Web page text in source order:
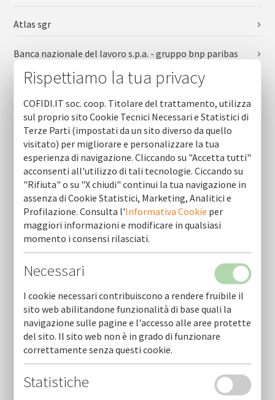
Atlas sgr
Banca nazionale del lavoro s.p.a. - gruppo bnp paribas
Banca di credito cooperativo bari e taranto - gruppo bcc
Banca sella
Banca di credito cooperativo di leverano - gruppo bcc
iccrea
Banca di credito cooperativo di avetrana - gruppo bcc
iccrea
Banca di andria di credito cooperativo -gruppo bcc iccrea
Banca di credito cooperativo san marzano di san giuseppe -
gruppo cassa centrale
Rispettiamo la tua privacy
COFIDI.IT soc. coop. Titolare del trattamento, utilizza
sul proprio sito Cookie Tecnici Necessari e Statistici di
Terze Parti (impostati da un sito diverso da quello
visitato) per migliorare e personalizzare la tua
esperienza di navigazione. Cliccando su "Accetta tutti"
acconsenti all'utilizzo di tali tecnologie. Ciccando su
"Rifiuta" o su "X chiudi" continui la tua navigazione in
assenza di Cookie Statistici, Marketing, Analitici e
Profilazione. Consulta l'Informativa Cookie per
maggiori informazioni e modificare in qualsiasi
momento i consensi rilasciati.
Necessari
I cookie necessari contribuiscono a rendere fruibile il
sito web abilitandone funzionalità di base quali la
navigazione sulle pagine e l'accesso alle aree protette
del sito. Il sito web non è in grado di funzionare
correttamente senza questi cookie.
Statistiche